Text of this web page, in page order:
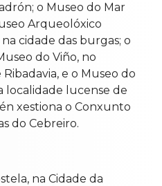
o Museo do Mar
Arqueolóxico
cidade das burgas; o
do Viño, no
e o Museo do
localidade lucense de
xestiona o Conxunto
do Cebreiro.
na Cidade da